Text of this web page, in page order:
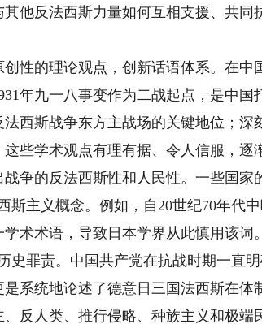
他反法西斯力量如何互相支援、共同
的理论观点，创新话语体系。在中
年九一八事变作为二战起点，是中国
西斯战争东方主战场的关键地位；深
些学术观点有理有据、令人信服，逐
的反法西斯性和人民性。一些国家
斯主义概念。例如，自20世纪70年代
术术语，导致日本学界从此慎用该词
史罪责。中国共产党在抗战时期一直
是系统地论述了德意日三国法西斯在
反人类、推行侵略、种族主义和极端